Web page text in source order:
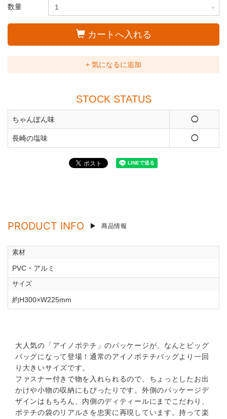
数量
カートへ入れる
+ 気になるに追加
STOCK STATUS
ちゃんぽん味 ◯
長崎の塩味 ◯
PRODUCT INFO 商品情報
素材
PVC・アルミ
サイズ
約H300×W225mm
大人気の「アイノポテチ」のパッケージが、なんとビッグ
バッグになって登場！通常のアイノポテチバッグより一回
り大きいサイズです。
ファスナー付きで物を入れられるので、ちょっとしたお出
かけや小物の収納にもぴったりです。外側のパッケージデ
ザインはもちろん、内側のディティールにまでこだわり、
ポテチの袋のリアルさを忠実に再現しています。持って楽